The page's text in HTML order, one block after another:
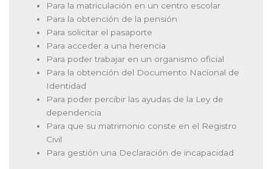
Para la matriculación en un centro escolar
Para la obtención de la pensión
Para solicitar el pasaporte
Para acceder a una herencia
Para poder trabajar en un organismo oficial
Para la obtención del Documento Nacional de
Identidad
Para poder percibir las ayudas de la Ley de
dependencia
Para que su matrimonio conste en el Registro
Civil
Para gestión una Declaración de incapacidad